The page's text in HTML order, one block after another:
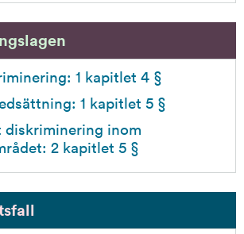
1 kapitlet 4 §
1 kapitlet 5 §
diskriminering inom
2 kapitlet 5 §